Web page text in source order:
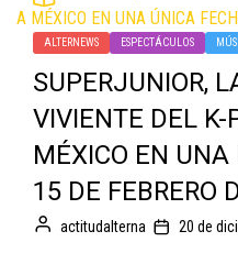
ALTERNEWS ESPECTÁCULOS
SUPERJUNIOR,
VIVIENTE DEL K-
MÉXICO EN
15 DE FEBRERO
actitudalterna 20 de